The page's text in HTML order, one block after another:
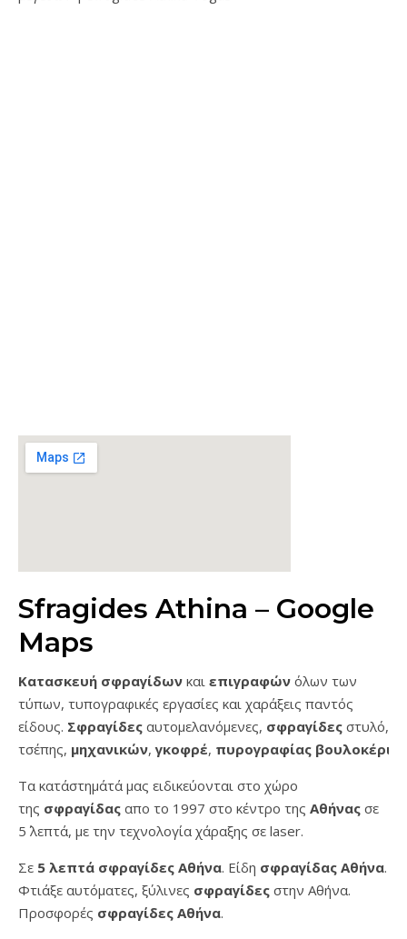
Sfragides Athina – Google
Maps
Κατασκευή σφραγίδων και επιγραφών όλων των
τύπων, τυπογραφικές εργασίες και χαράξεις παντός
είδους. Σφραγίδες αυτομελανόμενες, σφραγίδες στυλό,
τσέπης, μηχανικών,γκοφρέ, πυρογραφίας βουλοκέρι
Τα κατάστημάτά μας ειδικεύονται στο χώρο
της σφραγίδας απο το 1997 στο κέντρο της Αθήνας σε
5΄ λεπτά, με την τεχνολογία χάραξης σε laser.
Σε 5 λεπτά σφραγίδες Αθήνα. Είδη σφραγίδας Αθήνα.
Φτιάξε αυτόματες, ξύλινες σφραγίδες στην Αθήνα.
Προσφορές σφραγίδες Αθήνα.